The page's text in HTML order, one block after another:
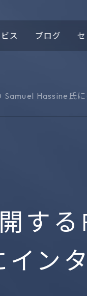
ス
Cyabra
ブログ
Hassine氏
ンタ